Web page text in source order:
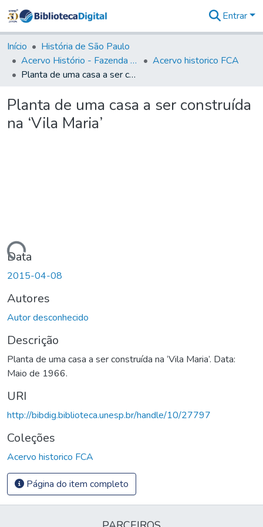
&
Coleções
Tudo na
Biblioteca
Estatísticas
Entrar
Início
História de São Paulo
Acervo Histório - Fazenda Lageado
Acervo historico FCA
Planta de uma casa a ser construída na ‘Vila Maria’
Planta de uma casa a ser construída
na ‘Vila Maria’
Carregando...
Data
2015-04-08
Autores
Autor desconhecido
Descrição
Planta de uma casa a ser construída na ‘Vila Maria’. Data:
Maio de 1966.
URI
http://bibdig.biblioteca.unesp.br/handle/10/27797
Coleções
Acervo historico FCA
Página do item completo